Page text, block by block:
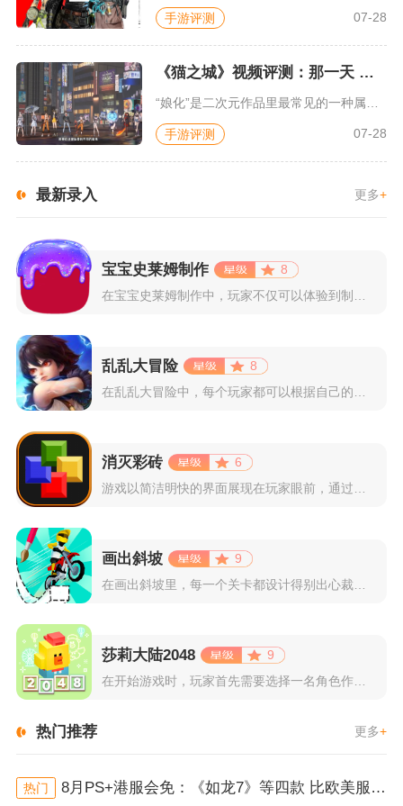
手游评测 07-28
《猫之城》视频评测：那一天 我家的猫变成了猫娘
手游评测 07-28
最新录入 更多+
宝宝史莱姆制作
8
在宝宝史莱姆制作中，玩家不仅可以体验到制作史莱姆的乐趣，还能...
乱乱大冒险
8
在乱乱大冒险中，每个玩家都可以根据自己的喜好选择和培养角色，...
消灭彩砖
6
画出斜坡
9
莎莉大陆2048
9
热门推荐 更多+
热门 8月PS+港服会免：《如龙7》等四款 比欧美服多一款